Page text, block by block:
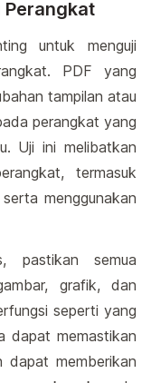
Perangkat
untuk menguji
PDF yang
tampilan atau
perangkat yang
Uji ini melibatkan
termasuk
menggunakan
pastikan semua
grafik, dan
seperti yang
dapat memastikan
dapat memberikan